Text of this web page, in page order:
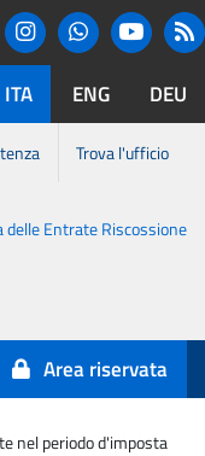
Instagram
ITA ENG DEU
Trova l'ufficio
Area riservata
nel periodo d'imposta